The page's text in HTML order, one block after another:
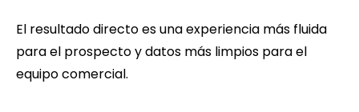
El resultado directo es una experiencia más fluida
para el prospecto y datos más limpios para el
equipo comercial.